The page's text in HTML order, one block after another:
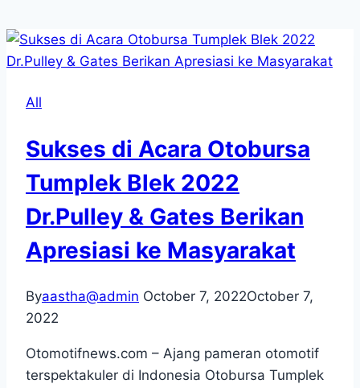
All
Sukses di Acara Otobursa
Tumplek Blek 2022
Dr.Pulley & Gates Berikan
Apresiasi ke Masyarakat
Byaastha@admin October 7, 2022October 7,
2022
Otomotifnews.com – Ajang pameran otomotif
terspektakuler di Indonesia Otobursa Tumplek